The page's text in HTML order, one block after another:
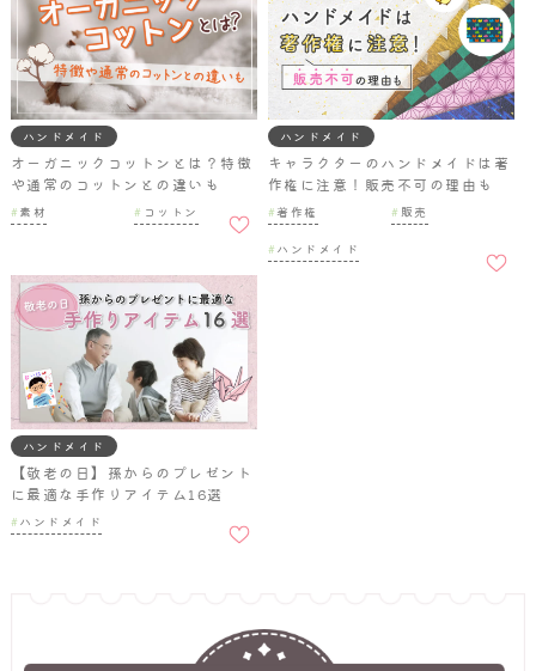
ハンドメイド
オーガニックコットンとは？特徴
や通常のコットンとの違いも
素材 コットン
入りに
ハンドメイド
キャラクターのハンドメイドは著
作権に注意！販売不可の理由も
著作権 販売
ハンドメイド
入りに
ハンドメイド
【敬老の日】孫からのプレゼント
に最適な手作りアイテム16選
ハンドメイド
入りに